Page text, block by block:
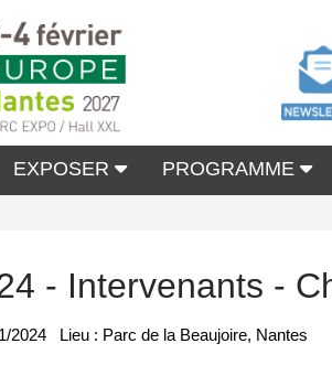
EXPOSER PROGRAMME
- Intervenants -
2024 Lieu : Parc de la Beaujoire, Nantes